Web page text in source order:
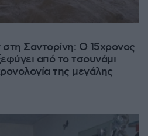
Σαντορίνη: Ο 15χρονος
από το τσουνάμι
της μεγάλης